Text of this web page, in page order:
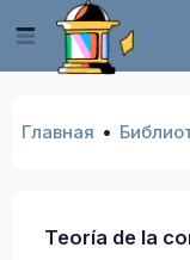
Главная
Teoría de la